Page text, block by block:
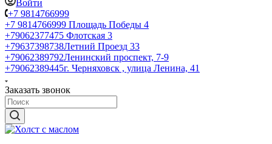
Войти
+7 9814766999
+7 9814766999 Площадь Победы 4
+79062377475 Флотская 3
+79637398738Летний Проезд 33
+79062389792Ленинский проспект, 7-9
+79062389445г. Черняховск , улица Ленина, 41
Заказать звонок